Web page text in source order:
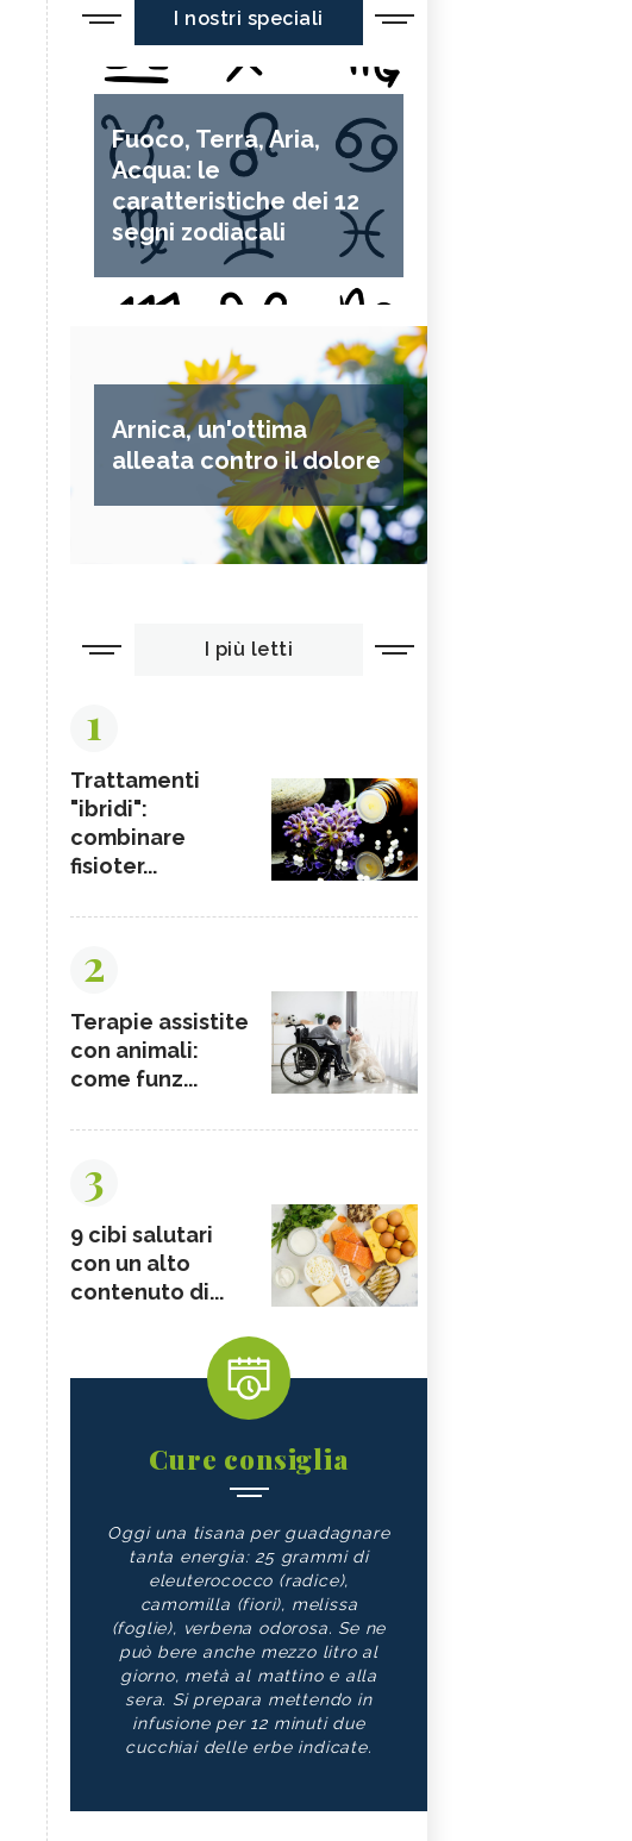
I nostri speciali
Fuoco, Terra, Aria,
Acqua: le
caratteristiche dei 12
segni zodiacali
Arnica, un'ottima
alleata contro il dolore
I più letti
1
Trattamenti
"ibridi":
combinare
fisioter...
2
Terapie assistite
con animali:
come funz...
3
9 cibi salutari
con un alto
contenuto di...
Cure consiglia
Oggi una tisana per guadagnare
tanta energia: 25 grammi di
eleuterococco (radice),
camomilla (fiori), melissa
(foglie), verbena odorosa. Se ne
può bere anche mezzo litro al
giorno, metà al mattino e alla
sera. Si prepara mettendo in
infusione per 12 minuti due
cucchiai delle erbe indicate.